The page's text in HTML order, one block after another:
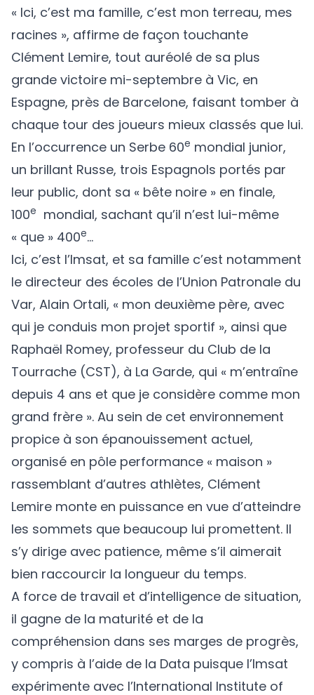
« Ici, c’est ma famille, c’est mon terreau, mes
racines », affirme de façon touchante
Clément Lemire, tout auréolé de sa plus
grande victoire mi-septembre à Vic, en
Espagne, près de Barcelone, faisant tomber à
chaque tour des joueurs mieux classés que lui.
En l’occurrence un Serbe 60e mondial junior,
un brillant Russe, trois Espagnols portés par
leur public, dont sa « bête noire » en finale,
100e
mondial, sachant qu’il n’est lui-même
« que » 400e…
Ici, c’est l’Imsat, et sa famille c’est notamment
le directeur des écoles de l’Union Patronale du
Var, Alain Ortali, « mon deuxième père, avec
qui je conduis mon projet sportif », ainsi que
Raphaël Romey, professeur du Club de la
Tourrache (CST), à La Garde, qui « m’entraîne
depuis 4 ans et que je considère comme mon
grand frère ». Au sein de cet environnement
propice à son épanouissement actuel,
organisé en pôle performance « maison »
rassemblant d’autres athlètes, Clément
Lemire monte en puissance en vue d’atteindre
les sommets que beaucoup lui promettent. Il
s’y dirige avec patience, même s’il aimerait
bien raccourcir la longueur du temps.
A force de travail et d’intelligence de situation,
il gagne de la maturité et de la
compréhension dans ses marges de progrès,
y compris à l’aide de la Data puisque l’Imsat
expérimente avec l’International Institute of